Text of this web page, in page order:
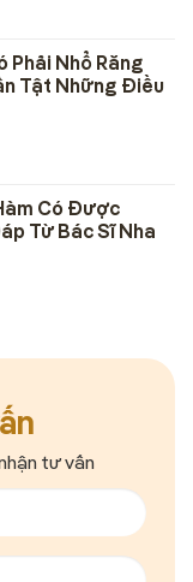
Phải Nhổ Răng
Tật Những Điều
Có Được
Từ Bác Sĩ Nha
tư vấn